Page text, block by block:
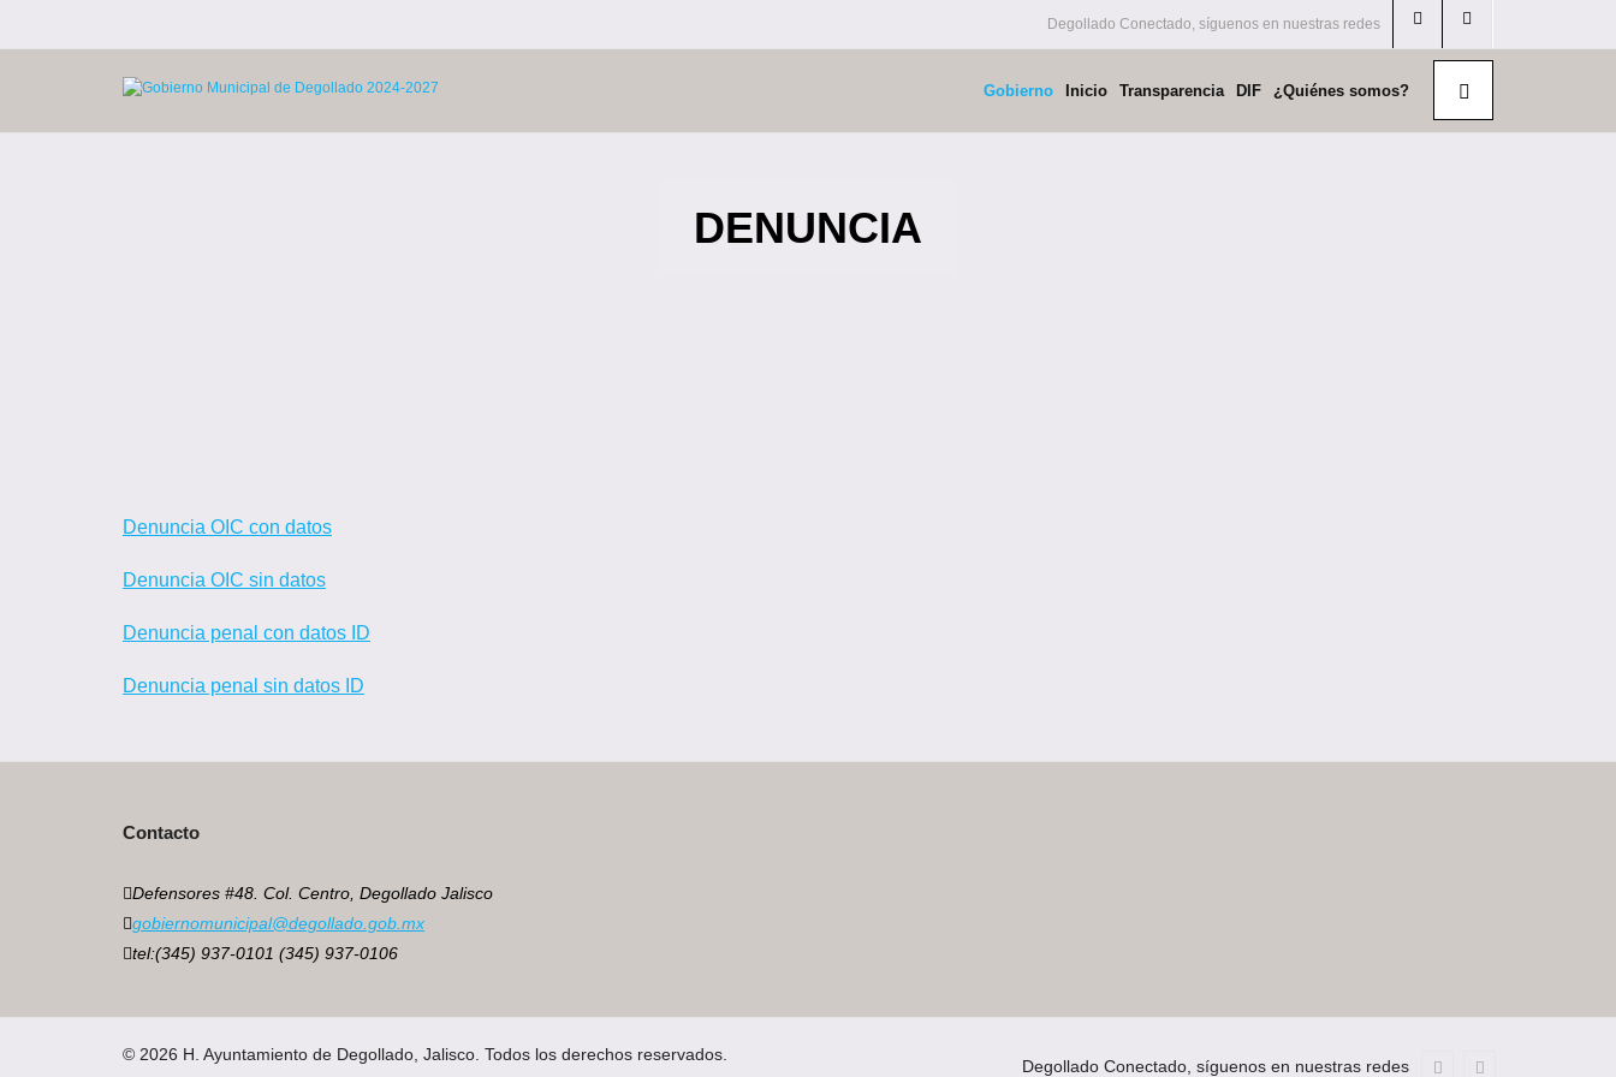
Degollado Conectado, síguenos en nuestras redes
Gobierno Inicio Transparencia DIF ¿Quiénes somos?
DENUNCIA
Denuncia OIC con datos
Denuncia OIC sin datos
Denuncia penal con datos ID
Denuncia penal sin datos ID
Contacto
Defensores #48. Col. Centro, Degollado Jalisco
gobiernomunicipal@degollado.gob.mx
tel:(345) 937-0101 (345) 937-0106
© 2026 H. Ayuntamiento de Degollado, Jalisco. Todos los derechos reservados.
Degollado Conectado, síguenos en nuestras redes